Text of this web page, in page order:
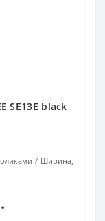
SE13E black
Ширина,